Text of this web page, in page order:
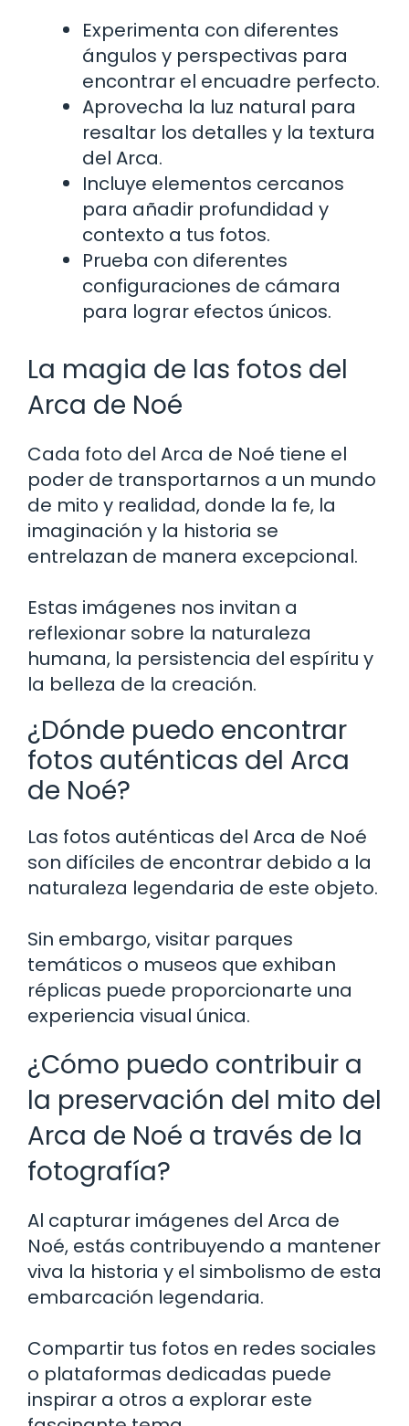
Experimenta con diferentes
ángulos y perspectivas para
encontrar el encuadre perfecto.
Aprovecha la luz natural para
resaltar los detalles y la textura
del Arca.
Incluye elementos cercanos
para añadir profundidad y
contexto a tus fotos.
Prueba con diferentes
configuraciones de cámara
para lograr efectos únicos.
La magia de las fotos del
Arca de Noé
Cada foto del Arca de Noé tiene el
poder de transportarnos a un mundo
de mito y realidad, donde la fe, la
imaginación y la historia se
entrelazan de manera excepcional.
Estas imágenes nos invitan a
reflexionar sobre la naturaleza
humana, la persistencia del espíritu y
la belleza de la creación.
¿Dónde puedo encontrar
fotos auténticas del Arca
de Noé?
Las fotos auténticas del Arca de Noé
son difíciles de encontrar debido a la
naturaleza legendaria de este objeto.
Sin embargo, visitar parques
temáticos o museos que exhiban
réplicas puede proporcionarte una
experiencia visual única.
¿Cómo puedo contribuir a
la preservación del mito del
Arca de Noé a través de la
fotografía?
Al capturar imágenes del Arca de
Noé, estás contribuyendo a mantener
viva la historia y el simbolismo de esta
embarcación legendaria.
Compartir tus fotos en redes sociales
o plataformas dedicadas puede
inspirar a otros a explorar este